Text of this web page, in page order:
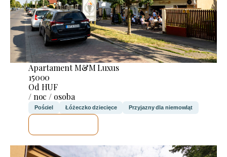
Apartament M&M Luxus
15000
Od HUF
/ noc / osoba
Pościel Łóżeczko dziecięce Przyjazny dla niemowląt